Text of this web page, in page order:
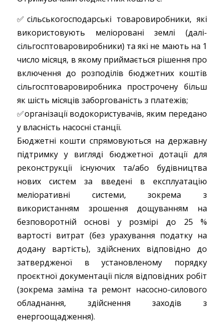
✅сільськогосподарські товаровиробники, які
використовують меліоровані землі (далі-
сільгосптоваровиробники) та які не мають на 1
число місяця, в якому приймається рішення про
включення до розподілів бюджетних коштів
сільгосптоваровиробника прострочену більш
як шість місяців заборгованість з платежів;
✅організації водокористувачів, яким передано
у власність насосні станції.
Бюджетні кошти спрямовуються на державну
підтримку у вигляді бюджетної дотації для
реконструкції існуючих та/або будівництва
нових систем за введені в експлуатацію
меліоративні системи, зокрема з
використанням зрошення дощуванням на
безповоротній основі у розмірі до 25 %
вартості витрат (без урахування податку на
додану вартість), здійснених відповідно до
затвердженої в установленому порядку
проєктної документації після відповідних робіт
(зокрема заміна та ремонт насосно-силового
обладнання, здійснення заходів з
енергоощадження).